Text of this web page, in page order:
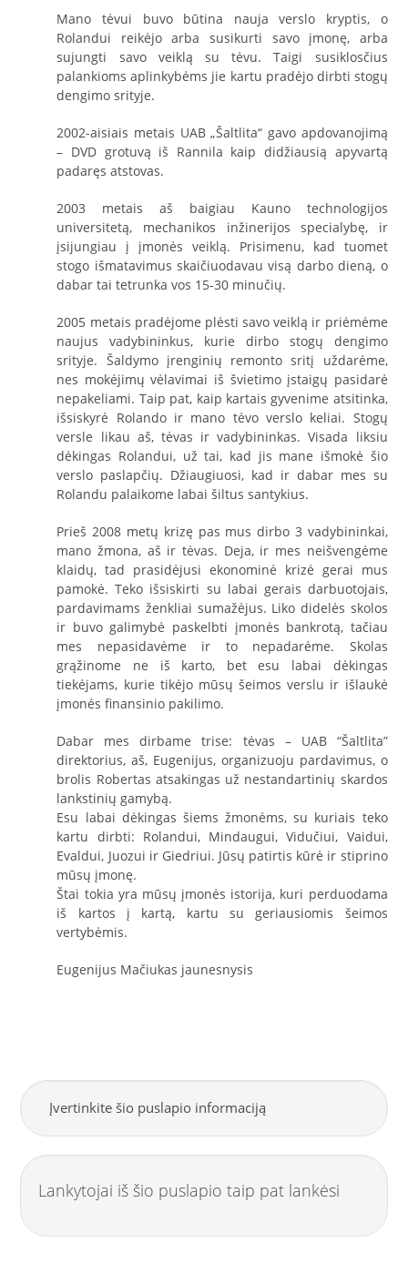
Mano tėvui buvo būtina nauja verslo kryptis, o
Rolandui reikėjo arba susikurti savo įmonę, arba
sujungti savo veiklą su tėvu. Taigi susiklosčius
palankioms aplinkybėms jie kartu pradėjo dirbti stogų
dengimo srityje.
2002-aisiais metais UAB „Šaltlita“ gavo apdovanojimą
– DVD grotuvą iš Rannila kaip didžiausią apyvartą
padaręs atstovas.
2003 metais aš baigiau Kauno technologijos
universitetą, mechanikos inžinerijos specialybę, ir
įsijungiau į įmonės veiklą. Prisimenu, kad tuomet
stogo išmatavimus skaičiuodavau visą darbo dieną, o
dabar tai tetrunka vos 15-30 minučių.
2005 metais pradėjome plėsti savo veiklą ir priėmėme
naujus vadybininkus, kurie dirbo stogų dengimo
srityje. Šaldymo įrenginių remonto sritį uždarėme,
nes mokėjimų vėlavimai iš švietimo įstaigų pasidarė
nepakeliami. Taip pat, kaip kartais gyvenime atsitinka,
išsiskyrė Rolando ir mano tėvo verslo keliai. Stogų
versle likau aš, tėvas ir vadybininkas. Visada liksiu
dėkingas Rolandui, už tai, kad jis mane išmokė šio
verslo paslapčių. Džiaugiuosi, kad ir dabar mes su
Rolandu palaikome labai šiltus santykius.
Prieš 2008 metų krizę pas mus dirbo 3 vadybininkai,
mano žmona, aš ir tėvas. Deja, ir mes neišvengėme
klaidų, tad prasidėjusi ekonominė krizė gerai mus
pamokė. Teko išsiskirti su labai gerais darbuotojais,
pardavimams ženkliai sumažėjus. Liko didelės skolos
ir buvo galimybė paskelbti įmonės bankrotą, tačiau
mes nepasidavėme ir to nepadarėme. Skolas
grąžinome ne iš karto, bet esu labai dėkingas
tiekėjams, kurie tikėjo mūsų šeimos verslu ir išlaukė
įmonės finansinio pakilimo.
Dabar mes dirbame trise: tėvas – UAB “Šaltlita”
direktorius, aš, Eugenijus, organizuoju pardavimus, o
brolis Robertas atsakingas už nestandartinių skardos
lankstinių gamybą.
Esu labai dėkingas šiems žmonėms, su kuriais teko
kartu dirbti: Rolandui, Mindaugui, Vidučiui, Vaidui,
Evaldui, Juozui ir Giedriui. Jūsų patirtis kūrė ir stiprino
mūsų įmonę.
Štai tokia yra mūsų įmonės istorija, kuri perduodama
iš kartos į kartą, kartu su geriausiomis šeimos
vertybėmis.
Eugenijus Mačiukas jaunesnysis
Įvertinkite šio puslapio informaciją
Lankytojai iš šio puslapio taip pat lankėsi